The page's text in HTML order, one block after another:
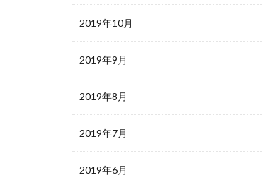
2019年10月
2019年9月
2019年8月
2019年7月
2019年6月